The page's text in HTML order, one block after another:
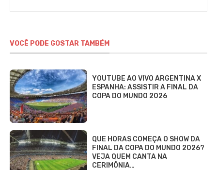
VOCÊ PODE GOSTAR TAMBÉM
YOUTUBE AO VIVO ARGENTINA X
ESPANHA: ASSISTIR A FINAL DA
COPA DO MUNDO 2026
QUE HORAS COMEÇA O SHOW DA
FINAL DA COPA DO MUNDO 2026?
VEJA QUEM CANTA NA
CERIMÔNIA…